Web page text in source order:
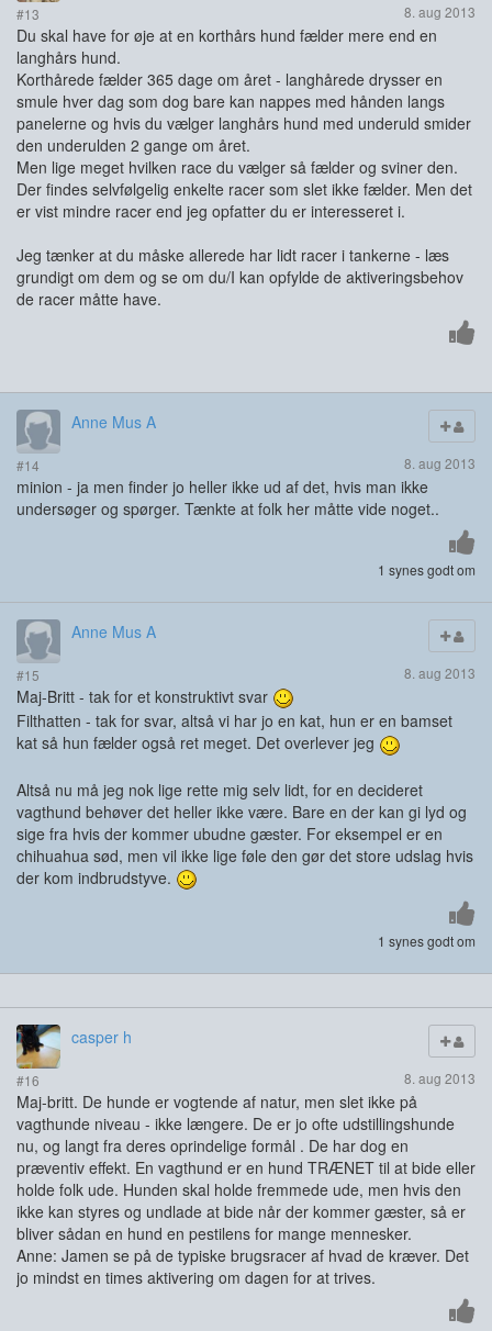
#13 8. aug 2013
Du skal have for øje at en korthårs hund fælder mere end en
langhårs hund.
Korthårede fælder 365 dage om året - langhårede drysser en
smule hver dag som dog bare kan nappes med hånden langs
panelerne og hvis du vælger langhårs hund med underuld smider
den underulden 2 gange om året.
Men lige meget hvilken race du vælger så fælder og sviner den.
Der findes selvfølgelig enkelte racer som slet ikke fælder. Men det
er vist mindre racer end jeg opfatter du er interesseret i.
Jeg tænker at du måske allerede har lidt racer i tankerne - læs
grundigt om dem og se om du/I kan opfylde de aktiveringsbehov
de racer måtte have.
Anne Mus A
#14 8. aug 2013
minion - ja men finder jo heller ikke ud af det, hvis man ikke
undersøger og spørger. Tænkte at folk her måtte vide noget..
1 synes godt om
Anne Mus A
#15 8. aug 2013
Maj-Britt - tak for et konstruktivt svar
Filthatten - tak for svar, altså vi har jo en kat, hun er en bamset
kat så hun fælder også ret meget. Det overlever jeg
Altså nu må jeg nok lige rette mig selv lidt, for en decideret
vagthund behøver det heller ikke være. Bare en der kan gi lyd og
sige fra hvis der kommer ubudne gæster. For eksempel er en
chihuahua sød, men vil ikke lige føle den gør det store udslag hvis
der kom indbrudstyve.
1 synes godt om
casper h
#16 8. aug 2013
Maj-britt. De hunde er vogtende af natur, men slet ikke på
vagthunde niveau - ikke længere. De er jo ofte udstillingshunde
nu, og langt fra deres oprindelige formål . De har dog en
præventiv effekt. En vagthund er en hund TRÆNET til at bide eller
holde folk ude. Hunden skal holde fremmede ude, men hvis den
ikke kan styres og undlade at bide når der kommer gæster, så er
bliver sådan en hund en pestilens for mange mennesker.
Anne: Jamen se på de typiske brugsracer af hvad de kræver. Det
jo mindst en times aktivering om dagen for at trives.